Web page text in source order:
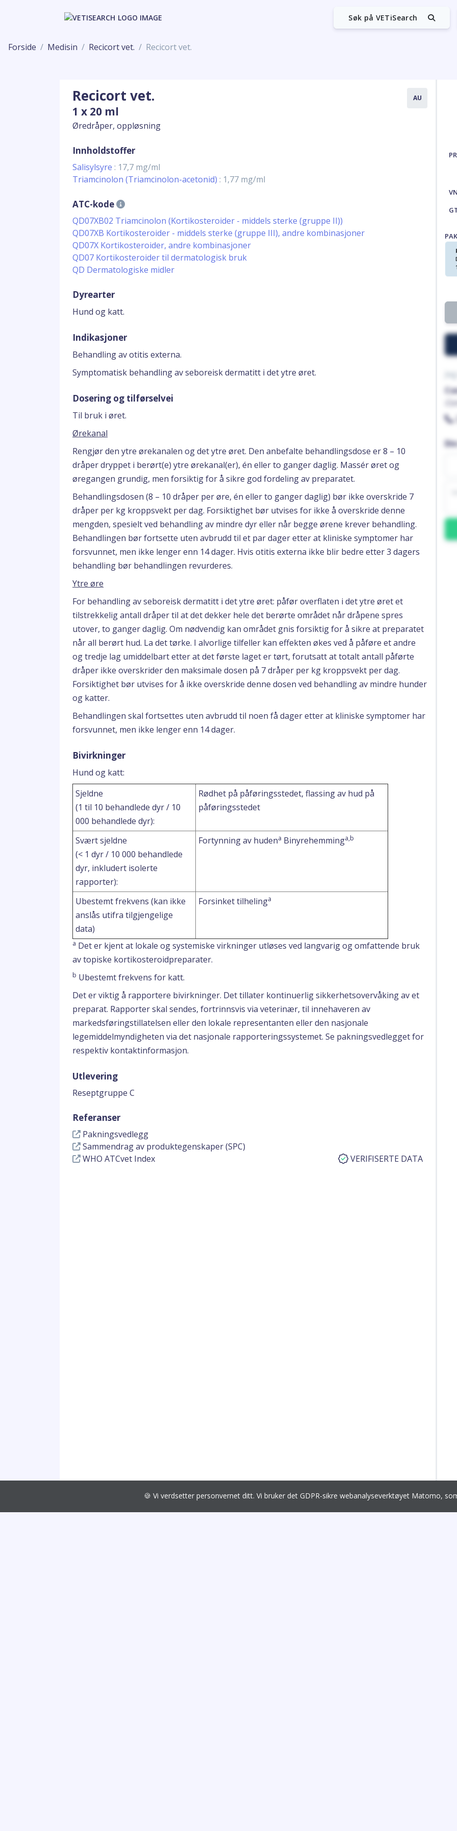
Søk på VETiSearch
Forside Medisin Recicort vet. Recicort vet.
Recicort vet.
1 x 20 ml
Øredråper, oppløsning
AU
Innholdstoffer
Salisylsyre : 17,7 mg/ml
Triamcinolon (Triamcinolon-acetonid) : 1,77 mg/ml
ATC-kode
QD07XB02 Triamcinolon (Kortikosteroider - middels sterke (gruppe II))
QD07XB Kortikosteroider - middels sterke (gruppe III), andre kombinasjoner
QD07X Kortikosteroider, andre kombinasjoner
QD07 Kortikosteroider til dermatologisk bruk
QD Dermatologiske midler
Dyrearter
Hund og katt.
Indikasjoner
Behandling av otitis externa.
Symptomatisk behandling av seboreisk dermatitt i det ytre øret.
Dosering og tilførselvei
Til bruk i øret.
Ørekanal
Rengjør den ytre ørekanalen og det ytre øret. Den anbefalte behandlingsdose er 8 – 10
dråper dryppet i berørt(e) ytre ørekanal(er), én eller to ganger daglig. Massér øret og
øregangen grundig, men forsiktig for å sikre god fordeling av preparatet.
Behandlingsdosen (8 – 10 dråper per øre, én eller to ganger daglig) bør ikke overskride 7
dråper per kg kroppsvekt per dag. Forsiktighet bør utvises for ikke å overskride denne
mengden, spesielt ved behandling av mindre dyr eller når begge ørene krever behandling.
Behandlingen bør fortsette uten avbrudd til et par dager etter at kliniske symptomer har
forsvunnet, men ikke lenger enn 14 dager. Hvis otitis externa ikke blir bedre etter 3 dagers
behandling bør behandlingen revurderes.
Ytre øre
For behandling av seboreisk dermatitt i det ytre øret: påfør overflaten i det ytre øret et
tilstrekkelig antall dråper til at det dekker hele det berørte området når dråpene spres
utover, to ganger daglig. Om nødvendig kan området gnis forsiktig for å sikre at preparatet
når all berørt hud. La det tørke. I alvorlige tilfeller kan effekten økes ved å påføre et andre
og tredje lag umiddelbart etter at det første laget er tørt, forutsatt at totalt antall påførte
dråper ikke overskrider den maksimale dosen på 7 dråper per kg kroppsvekt per dag.
Forsiktighet bør utvises for å ikke overskride denne dosen ved behandling av mindre hunder
og katter.
Behandlingen skal fortsettes uten avbrudd til noen få dager etter at kliniske symptomer har
forsvunnet, men ikke lenger enn 14 dager.
Bivirkninger
Hund og katt:
Sjeldne
(1 til 10 behandlede dyr / 10
000 behandlede dyr):
Rødhet på påføringsstedet, flassing av hud på
påføringsstedet
Svært sjeldne
(< 1 dyr / 10 000 behandlede
dyr, inkludert isolerte
rapporter):
Fortynning av hudena Binyrehemminga,b
Ubestemt frekvens (kan ikke
anslås utifra tilgjengelige
data)
Forsinket tilhelinga
a Det er kjent at lokale og systemiske virkninger utløses ved langvarig og omfattende bruk
av topiske kortikosteroidpreparater.
b Ubestemt frekvens for katt.
Det er viktig å rapportere bivirkninger. Det tillater kontinuerlig sikkerhetsovervåking av et
preparat. Rapporter skal sendes, fortrinnsvis via veterinær, til innehaveren av
markedsføringstillatelsen eller den lokale representanten eller den nasjonale
legemiddelmyndigheten via det nasjonale rapporteringssystemet. Se pakningsvedlegget for
respektiv kontaktinformasjon.
Utlevering
Reseptgruppe C
Referanser
Pakningsvedlegg
Sammendrag av produktegenskaper (SPC)
WHO ATCvet Index
VERIFISERTE DATA
🍪 Vi verdsetter personvernet ditt. Vi bruker det GDPR-sikre webanalyseverktøyet Matomo,